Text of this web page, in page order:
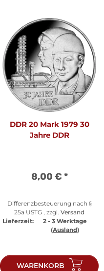
DDR 20 Mark 1979 30
Jahre DDR
8,00 € *
Differenzbesteuerung nach §
25a USTG , zzgl. Versand
Lieferzeit:
2 - 3 Werktage
(Ausland)
WARENKORB